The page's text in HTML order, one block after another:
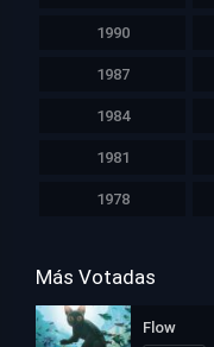
1990
1987
1984
1981
1978
Más Votadas
Flow